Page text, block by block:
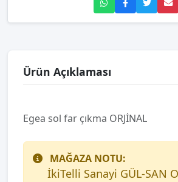
Ürün Açıklaması
Egea sol far çıkma ORJİNAL
MAĞAZA NOTU:
İkiTelli Sanayi GÜL-SAN